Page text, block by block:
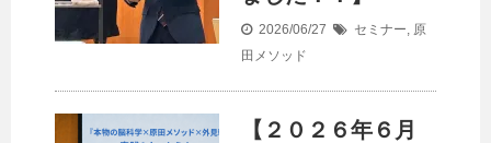
2026/06/27 セミナー, 原
田メソッド
【２０２６年６月